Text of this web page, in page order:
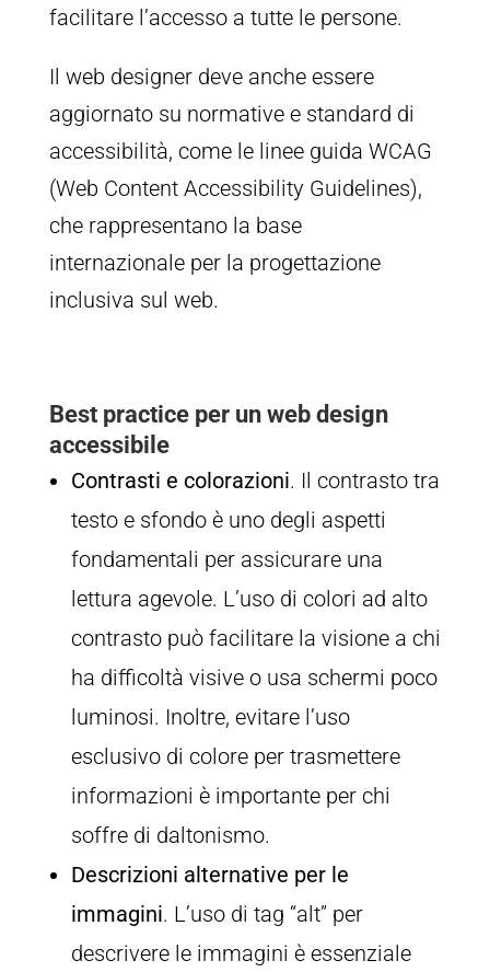
facilitare l’accesso a tutte le persone.
Il web designer deve anche essere
aggiornato su normative e standard di
accessibilità, come le linee guida WCAG
(Web Content Accessibility Guidelines),
che rappresentano la base
internazionale per la progettazione
inclusiva sul web.
Best practice per un web design
accessibile
Contrasti e colorazioni. Il contrasto tra
testo e sfondo è uno degli aspetti
fondamentali per assicurare una
lettura agevole. L’uso di colori ad alto
contrasto può facilitare la visione a chi
ha difficoltà visive o usa schermi poco
luminosi. Inoltre, evitare l’uso
esclusivo di colore per trasmettere
informazioni è importante per chi
soffre di daltonismo.
Descrizioni alternative per le
immagini. L’uso di tag “alt” per
descrivere le immagini è essenziale